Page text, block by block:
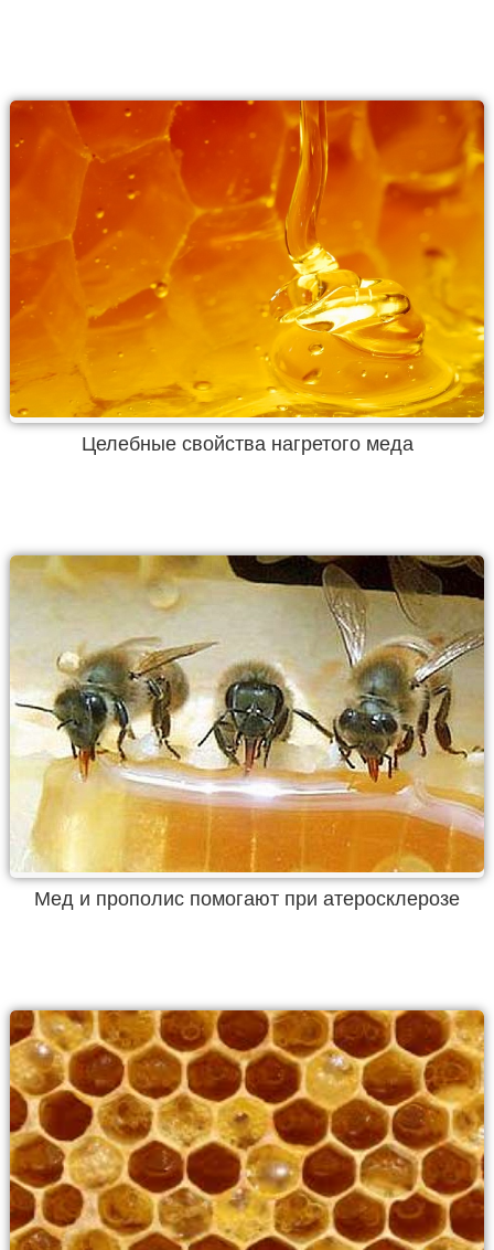
Целебные свойства нагретого меда
Мед и прополис помогают при атеросклерозе